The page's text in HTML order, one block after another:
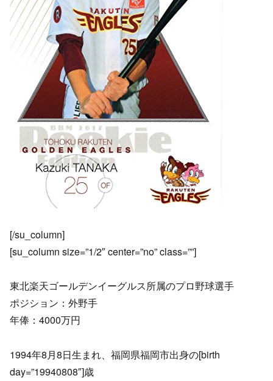
[/su_column]
[su_column size=”1/2″ center=”no” class=””]
東北楽天ゴールデンイーグルス所属のプロ野球選手
ポジション：外野手
年俸：4000万円
1994年8月8日生まれ、福岡県福岡市出身の[birth
day=”19940808″]歳